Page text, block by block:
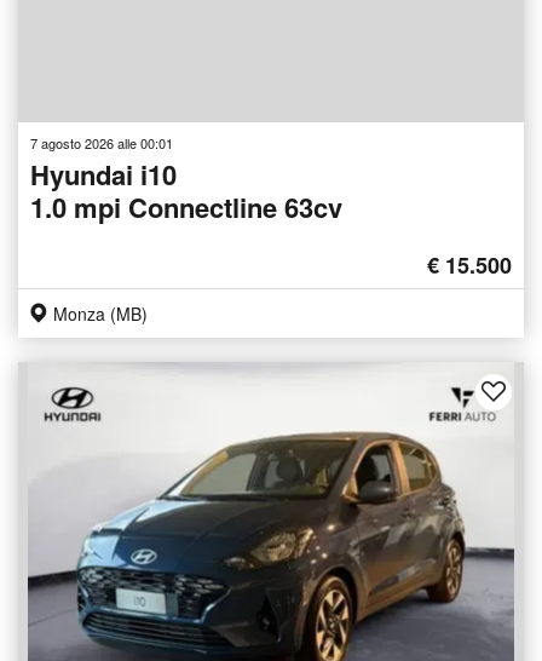
7 agosto 2026 alle 00:01
Hyundai i10
1.0 mpi Connectline 63cv
€ 15.500
Monza (MB)